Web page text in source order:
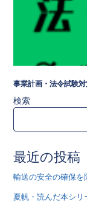
事業計画・法令試験
検索
最近の投稿
輸送の安全の確保
夏帆・読んだ本シリ